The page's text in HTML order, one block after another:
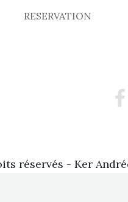
RESERVATION
réservés - Ker